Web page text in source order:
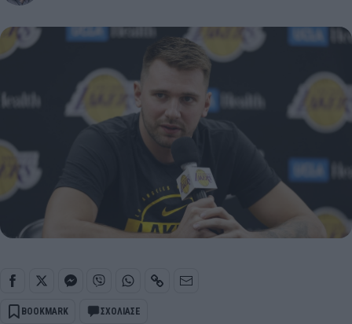
BOOKMARK ΣΧΟΛΙΑΣΕ